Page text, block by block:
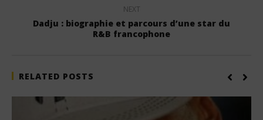
NEXT
Dadju : biographie et parcours d’une star du
R&B francophone
RELATED POSTS